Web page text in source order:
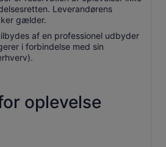
Leverandørens
gælder.
af en professionel udbyder
i forbindelse med sin
oplevelse